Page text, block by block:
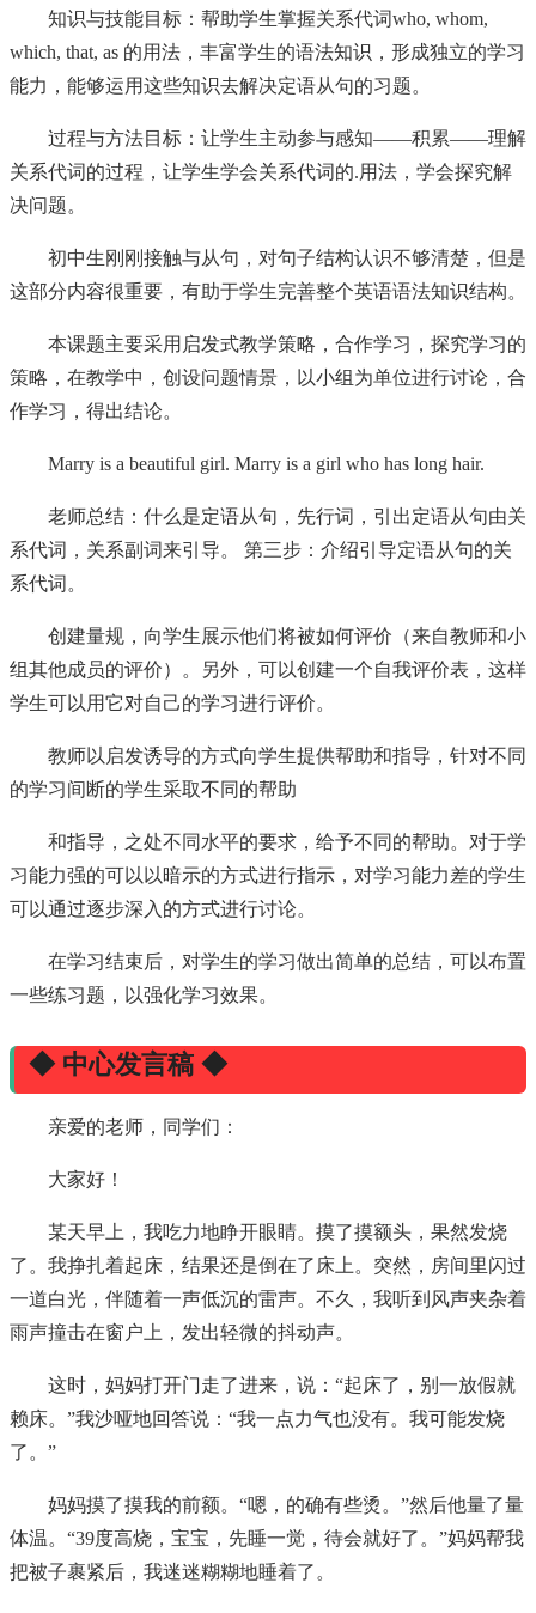
知识与技能目标：帮助学生掌握关系代词who, whom,
which, that, as 的用法，丰富学生的语法知识，形成独立的学习
能力，能够运用这些知识去解决定语从句的习题。
过程与方法目标：让学生主动参与感知——积累——理解
关系代词的过程，让学生学会关系代词的.用法，学会探究解
决问题。
初中生刚刚接触与从句，对句子结构认识不够清楚，但是
这部分内容很重要，有助于学生完善整个英语语法知识结构。
本课题主要采用启发式教学策略，合作学习，探究学习的
策略，在教学中，创设问题情景，以小组为单位进行讨论，合
作学习，得出结论。
Marry is a beautiful girl. Marry is a girl who has long hair.
老师总结：什么是定语从句，先行词，引出定语从句由关
系代词，关系副词来引导。 第三步：介绍引导定语从句的关
系代词。
创建量规，向学生展示他们将被如何评价（来自教师和小
组其他成员的评价）。另外，可以创建一个自我评价表，这样
学生可以用它对自己的学习进行评价。
教师以启发诱导的方式向学生提供帮助和指导，针对不同
的学习间断的学生采取不同的帮助
和指导，之处不同水平的要求，给予不同的帮助。对于学
习能力强的可以以暗示的方式进行指示，对学习能力差的学生
可以通过逐步深入的方式进行讨论。
在学习结束后，对学生的学习做出简单的总结，可以布置
一些练习题，以强化学习效果。
◆ 中心发言稿 ◆
亲爱的老师，同学们：
大家好！
某天早上，我吃力地睁开眼睛。摸了摸额头，果然发烧
了。我挣扎着起床，结果还是倒在了床上。突然，房间里闪过
一道白光，伴随着一声低沉的雷声。不久，我听到风声夹杂着
雨声撞击在窗户上，发出轻微的抖动声。
这时，妈妈打开门走了进来，说：“起床了，别一放假就
赖床。”我沙哑地回答说：“我一点力气也没有。我可能发烧
了。”
妈妈摸了摸我的前额。“嗯，的确有些烫。”然后他量了量
体温。“39度高烧，宝宝，先睡一觉，待会就好了。”妈妈帮我
把被子裹紧后，我迷迷糊糊地睡着了。